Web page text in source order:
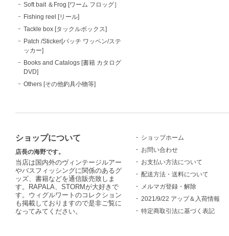
Soft bait ＆Frog [ワーム フロッグ］
Fishing reel [リール]
Tackle box [タックルボックス]
Patch /Sticker[パッチ ワッペン/ステ
ッカー]
Books and Catalogs [書籍 カタログ
DVD]
Others [その他釣具小物等]
ショップについて
店長の海野です。
当店は国内外のヴィンテージルアー
やバスフィッシングに関係のあるグ
ッズ、書籍などを通信販売致しま
す。RAPALA、STORMが大好きで
す。ウィグルワートのコレクション
も掲載しておりますので是非ご覧に
なってみてください。
ショップホーム
お問い合わせ
お支払い方法について
配送方法・送料について
メルマガ登録・解除
2021/9/22 アップ＆入荷情報
特定商取引法に基づく表記